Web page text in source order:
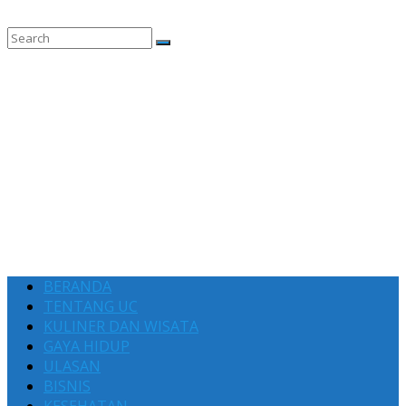
BERANDA
TENTANG UC
KULINER DAN WISATA
GAYA HIDUP
ULASAN
BISNIS